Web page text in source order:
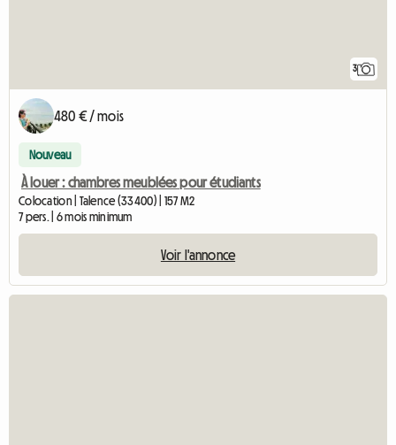
3
480 € / mois
Nouveau
À louer : chambres meublées pour étudiants
Colocation | Talence (33400) | 157 M2
7 pers. | 6 mois minimum
Voir l'annonce